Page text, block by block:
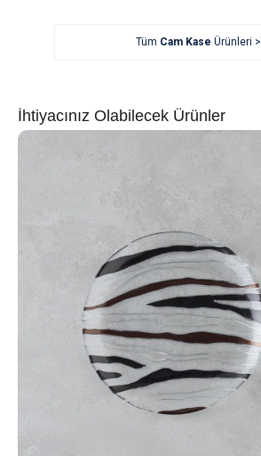
Tüm Cam Kase Ürünleri >
İhtiyacınız Olabilecek Ürünler